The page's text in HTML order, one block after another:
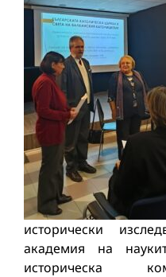
исторически
академия на
историческа